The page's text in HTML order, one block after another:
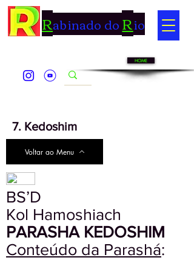
Rabinado doRio
HOME
7. Kedoshim
Voltar ao Menu
BS’D
Kol Hamoshiach
PARASHA KEDOSHIM
Conteúdo da Parashá: